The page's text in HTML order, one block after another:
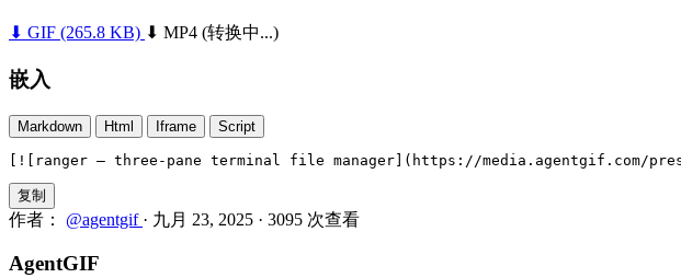
⬇ GIF (265.8 KB) ⬇ MP4 (转换中...)
嵌入
Markdown Html Iframe Script
[![ranger — three-pane terminal file manager](https://media.agentgif.com/
复制
作者： @agentgif · 九月 23, 2025 · 3095 次查看
AgentGIF